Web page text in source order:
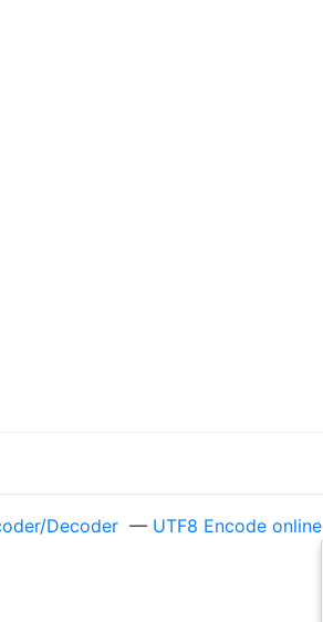
Decoder — UTF8 Encode online